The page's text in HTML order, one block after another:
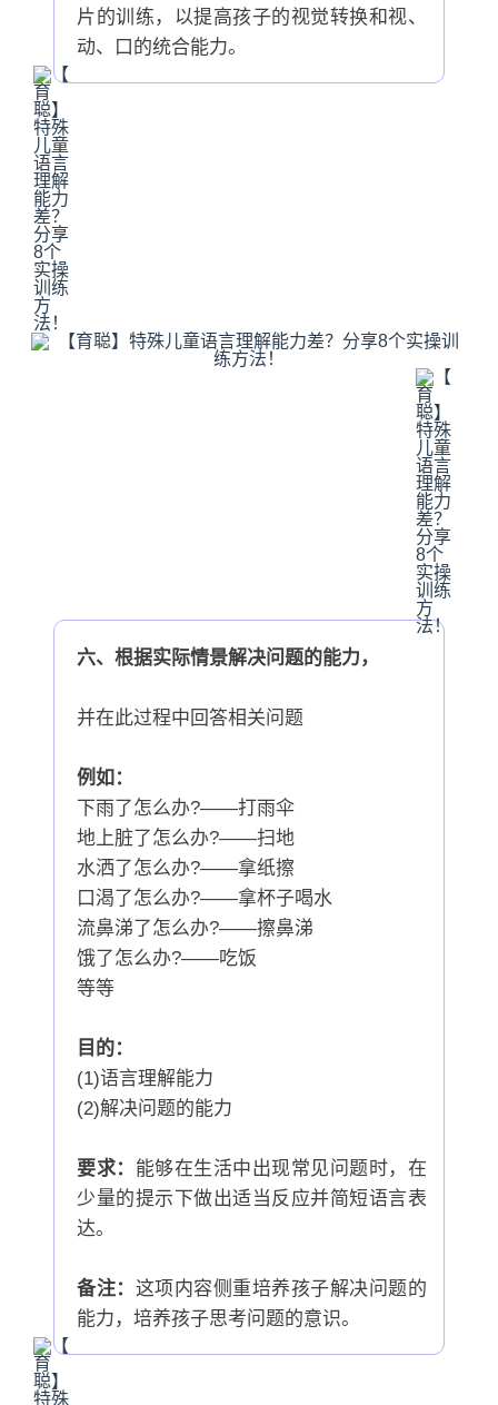
片的训练，以提高孩子的视觉转换和视、
动、口的统合能力。
六、根据实际情景解决问题的能力，
并在此过程中回答相关问题
例如：
下雨了怎么办?——打雨伞
地上脏了怎么办?——扫地
水洒了怎么办?——拿纸擦
口渴了怎么办?——拿杯子喝水
流鼻涕了怎么办?——擦鼻涕
饿了怎么办?——吃饭
等等
目的：
(1)语言理解能力
(2)解决问题的能力
要求： 能够在生活中出现常见问题时，在
少量的提示下做出适当反应并简短语言表
达。
备注： 这项内容侧重培养孩子解决问题的
能力，培养孩子思考问题的意识。